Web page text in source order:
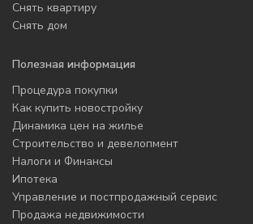
Снять квартиру
Снять дом
Полезная информация
Процедура покупки
Как купить новостройку
Динамика цен на жилье
Строительство и девелопмент
Налоги и Финансы
Ипотека
Управление и постпродажный сервис
Продажа недвижимости